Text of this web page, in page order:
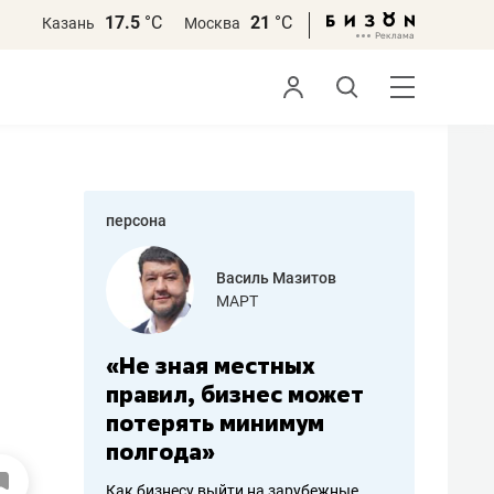
Казань 17.5 °С Москва 21 °С
персона
Василь Мазитов
МАРТ
«Не зная местных
правил, бизнес может
потерять минимум
полгода»